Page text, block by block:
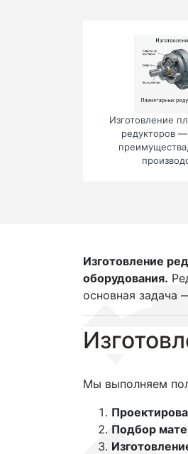
Изготовление
редукторов
Изготовление
оборудования.
основная задача
Мы выполняем
Подбор